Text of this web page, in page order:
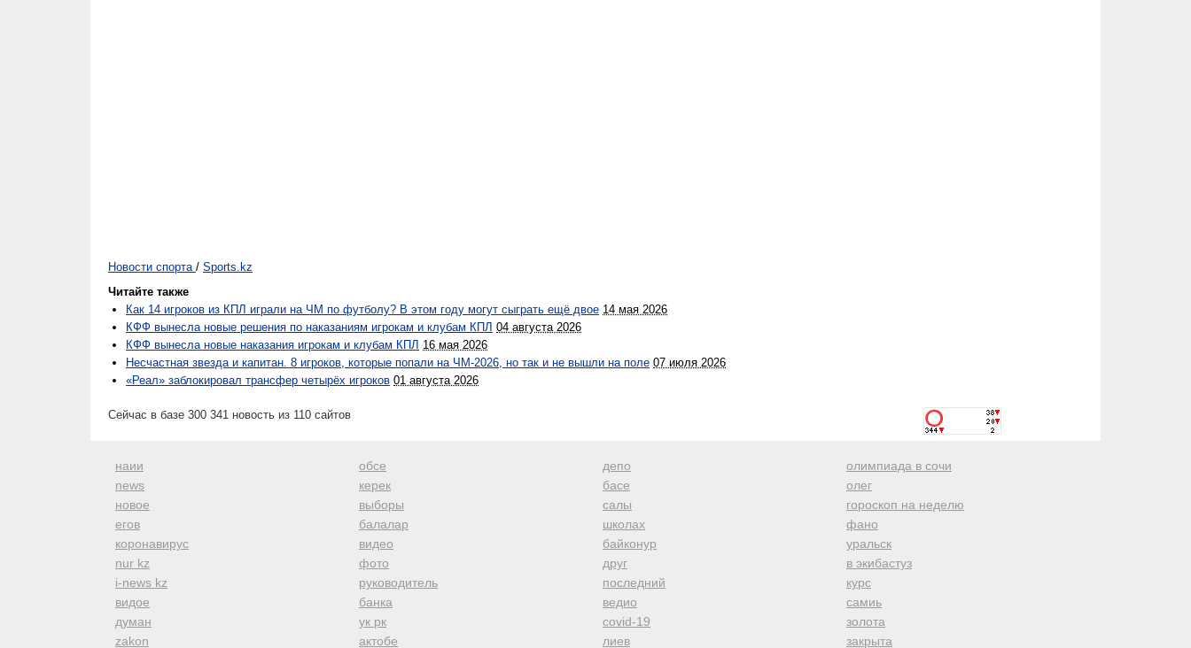
Новости спорта / Sports.kz
Читайте также
Как 14 игроков из КПЛ играли на ЧМ по футболу? В этом году могут сыграть ещё двое 14 мая 2026
КФФ вынесла новые решения по наказаниям игрокам и клубам КПЛ 04 августа 2026
КФФ вынесла новые наказания игрокам и клубам КПЛ 16 мая 2026
Несчастная звезда и капитан. 8 игроков, которые попали на ЧМ-2026, но так и не вышли на поле 07 июля 2026
«Реал» заблокировал трансфер четырёх игроков 01 августа 2026
Сейчас в базе 300 341 новость из 110 сайтов
наии
news
новое
егов
коронавирус
nur kz
i-news kz
видое
думан
zakon
обсе
керек
выборы
балалар
видео
фото
руководитель
банка
ук рк
актобе
депо
басе
салы
школах
байконур
друг
последний
ведио
covid-19
лиев
олимпиада в сочи
олег
гороскоп на неделю
фано
уральск
в экибастуз
курс
самиь
золота
закрыта